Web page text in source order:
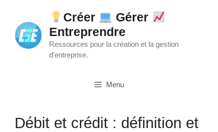
contenu
Créer
Gérer
Entreprendre
Ressources pour la création et la gestion
d'entreprise.
Menu
Débit et crédit : définition et